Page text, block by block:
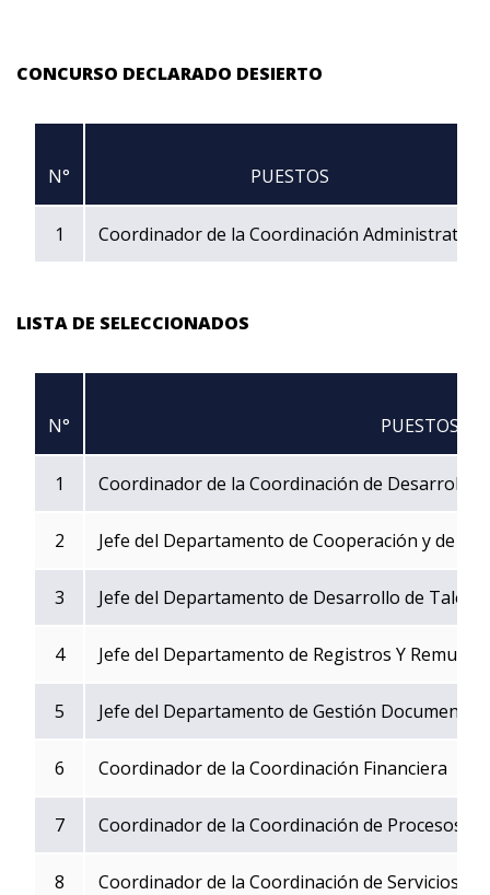
CONCURSO DECLARADO DESIERTO
N° PUESTOS
1 Coordinador de la Coordinación Administrativa
LISTA DE SELECCIONADOS
N° PUESTOS
1 Coordinador de la Coordinación de Desarrollo
2 Jefe del Departamento de Cooperación y de
3 Jefe del Departamento de Desarrollo de
4 Jefe del Departamento de Registros Y
5 Jefe del Departamento de Gestión Documental
6 Coordinador de la Coordinación Financiera
7 Coordinador de la Coordinación de Procesos y
8 Coordinador de la Coordinación de Servicios al